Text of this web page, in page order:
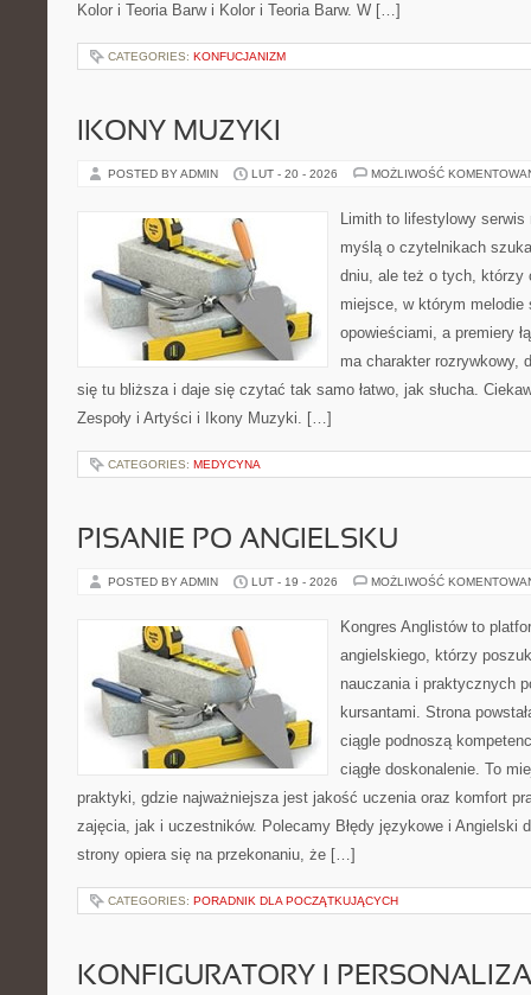
Kolor i Teoria Barw i Kolor i Teoria Barw. W […]
CATEGORIES: KONFUCJANIZM
IKONY MUZYKI
POSTED BY ADMIN LUT - 20 - 2026 MOŻLIWOŚĆ
Limith to lifestylowy
myślą o czytelnikach
dniu, ale też o tych, którzy
miejsce, w którym melodie
opowieściami, a premiery
ma charakter rozrywkowy,
się tu bliższa i daje się czytać tak samo łatwo, jak słucha.
Zespoły i Artyści i Ikony Muzyki. […]
CATEGORIES: MEDYCYNA
PISANIE PO ANGIELSKU
POSTED BY ADMIN LUT - 19 - 2026 MOŻLIWOŚĆ
Kongres Anglistów to
angielskiego, którzy
nauczania i praktycznych
kursantami. Strona
ciągle podnoszą
ciągłe doskonalenie. To
praktyki, gdzie najważniejsza jest jakość uczenia oraz komfort
zajęcia, jak i uczestników. Polecamy Błędy językowe i Angielski
strony opiera się na przekonaniu, że […]
CATEGORIES: PORADNIK DLA POCZĄTKUJĄCYCH
KONFIGURATORY I